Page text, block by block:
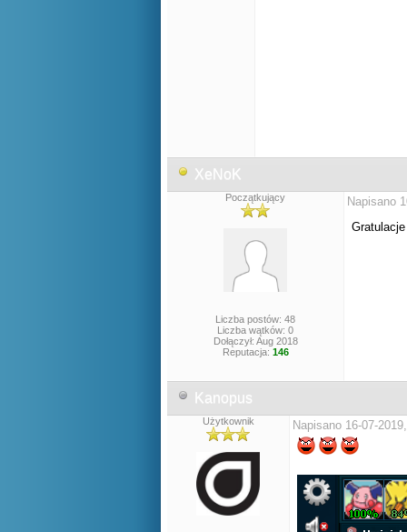
XeNoK
Początkujący
Liczba postów: 48
Liczba wątków: 0
Dołączył: Aug 2018
Reputacja: 146
Napisano
Kanopus
Użytkownik Napisano 16-07-